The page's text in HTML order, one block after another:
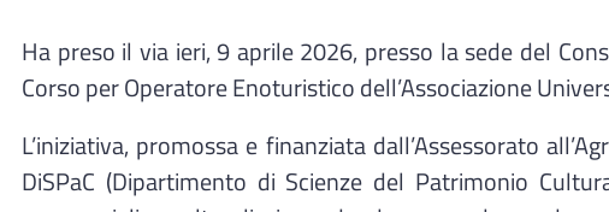
Ha preso il via ieri, 9 aprile 2026, presso la sede del
Corso per Operatore Enoturistico dell’Associazione
L’iniziativa, promossa e finanziata dall’Assessorato
DiSPaC (Dipartimento di Scienze del Patrimonio